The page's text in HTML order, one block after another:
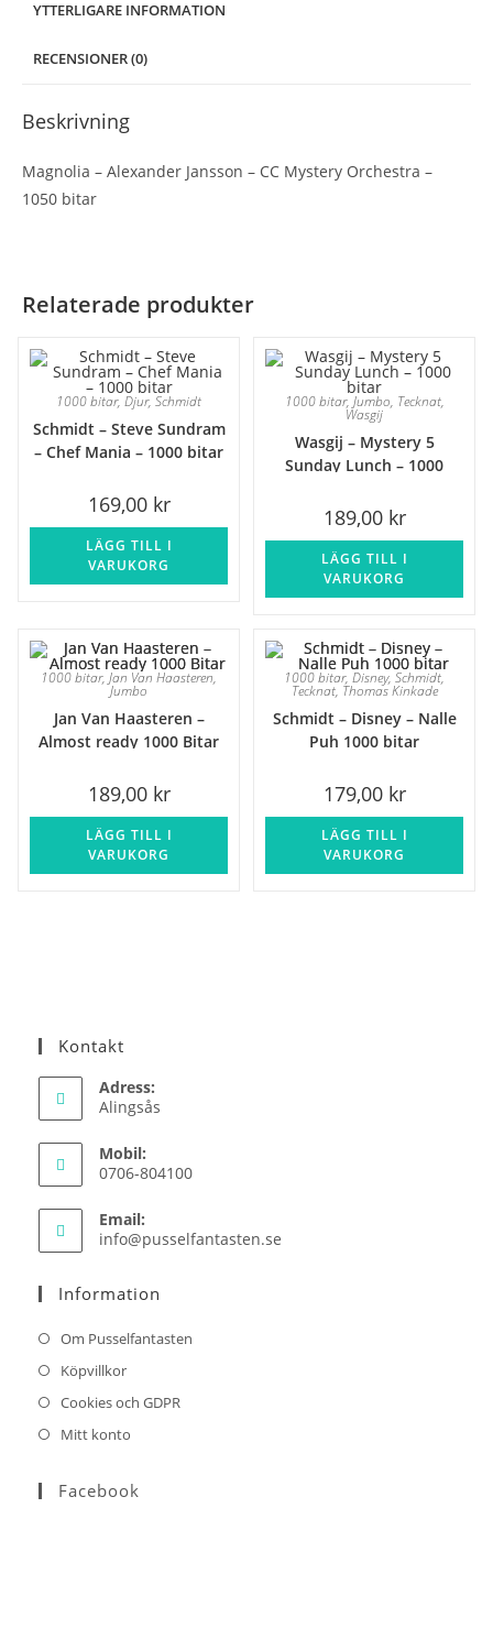
YTTERLIGARE INFORMATION
RECENSIONER (0)
Beskrivning
Magnolia – Alexander Jansson – CC Mystery Orchestra –
1050 bitar
Relaterade produkter
1000 bitar, Djur, Schmidt
Schmidt – Steve Sundram
– Chef Mania – 1000 bitar
169,00 kr
LÄGG TILL I
VARUKORG
1000 bitar, Jumbo, Tecknat,
Wasgij
Wasgij – Mystery 5
Sunday Lunch – 1000
189,00 kr
LÄGG TILL I
VARUKORG
1000 bitar, Jan Van Haasteren,
Jumbo
Jan Van Haasteren –
Almost ready 1000 Bitar
189,00 kr
LÄGG TILL I
VARUKORG
1000 bitar, Disney, Schmidt,
Tecknat, Thomas Kinkade
Schmidt – Disney – Nalle
Puh 1000 bitar
179,00 kr
LÄGG TILL I
VARUKORG
Kontakt
Adress:
Alingsås
Mobil:
0706-804100
Email:
info@pusselfantasten.se
Information
Om Pusselfantasten
Köpvillkor
Cookies och GDPR
Mitt konto
Facebook